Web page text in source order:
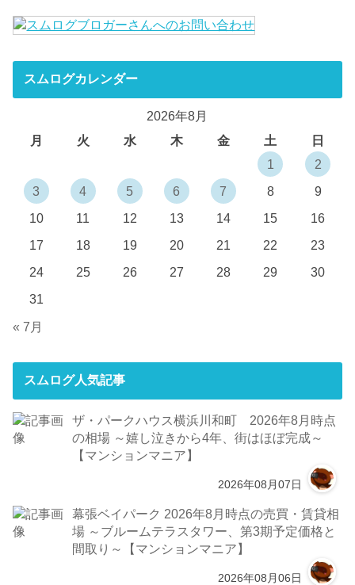
スムログカレンダー
2026年8月
月
火 水 木 金 土
日
1
2
3
4 5 6 7 8
9
10
11 12 13 14 15
16
17
18 19 20 21 22
23
24
25 26 27 28 29
30
31
« 7月
スムログ人気記事
ザ・パークハウス横浜川和町 2026年8月時点
の相場 ～嬉し泣きから4年、街はほぼ完成～
【マンションマニア】
2026年08月07日
幕張ベイパーク 2026年8月時点の売買・賃貸相
場 ～ブルームテラスタワー、第3期予定価格と
間取り～【マンションマニア】
2026年08月06日